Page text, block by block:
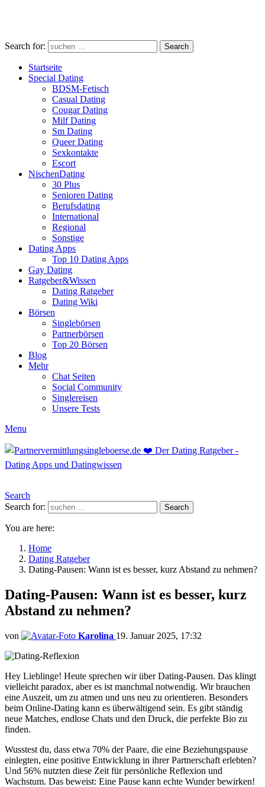
Search for: Search
Startseite
Special Dating
BDSM-Fetisch
Casual Dating
Cougar Dating
Milf Dating
Sm Dating
Queer Dating
Sexkontakte
Escort
NischenDating
30 Plus
Senioren Dating
Berufsdating
International
Regional
Sonstige
Dating Apps
Top 10 Dating Apps
Gay Dating
Ratgeber&Wissen
Dating Ratgeber
Dating Wiki
Börsen
Singlebörsen
Partnerbörsen
Top 20 Börsen
Blog
Mehr
Chat Seiten
Social Community
Singlereisen
Unsere Tests
Menu
Search
Search for:
Search
You are here:
Home
Dating Ratgeber
Dating-Pausen: Wann ist es besser, kurz Abstand zu nehmen?
Dating-Pausen: Wann ist es besser, kurz
Abstand zu nehmen?
von Karolina 19. Januar 2025, 17:32
Hey Lieblinge! Heute sprechen wir über Dating-Pausen. Das klingt
vielleicht paradox, aber es ist manchmal notwendig. Wir brauchen
eine Auszeit, um zu atmen und uns neu zu orientieren. Besonders
beim Online-Dating kann es überwältigend sein. Es gibt ständig
neue Matches, endlose Chats und den Druck, die perfekte Bio zu
finden.
Wusstest du, dass etwa 70% der Paare, die eine Beziehungspause
einlegten, eine positive Entwicklung in ihrer Partnerschaft erlebten?
Und 56% nutzten diese Zeit für persönliche Reflexion und
Wachstum. Das beweist: Eine Pause kann echte Wunder bewirken!